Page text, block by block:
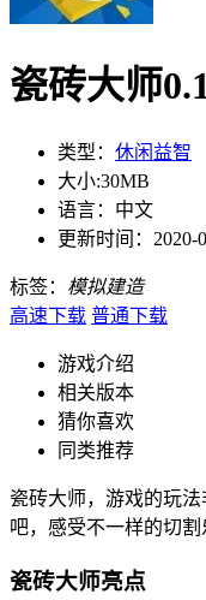
瓷砖大师
类型： 休闲益智
大小:30MB
语言： 中文
更新时间： 2020-
标签： 模拟建造
高速下载 普通下载
游戏介绍
相关版本
猜你喜欢
同类推荐
瓷砖大师，游戏的玩
吧，感受不一样的切割
瓷砖大师亮点